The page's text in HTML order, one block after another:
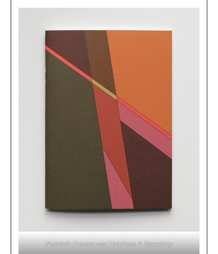
Notizheft Autumnvon Haferkorn & Sauerbrey